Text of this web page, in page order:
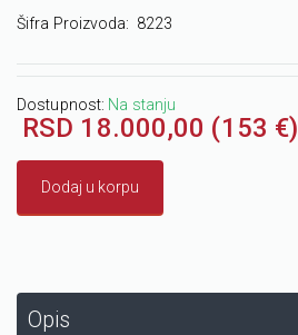
Šifra Proizvoda: 8223
Dostupnost: Na stanju
RSD 18.000,00 (153 €)
Dodaj u korpu
Opis